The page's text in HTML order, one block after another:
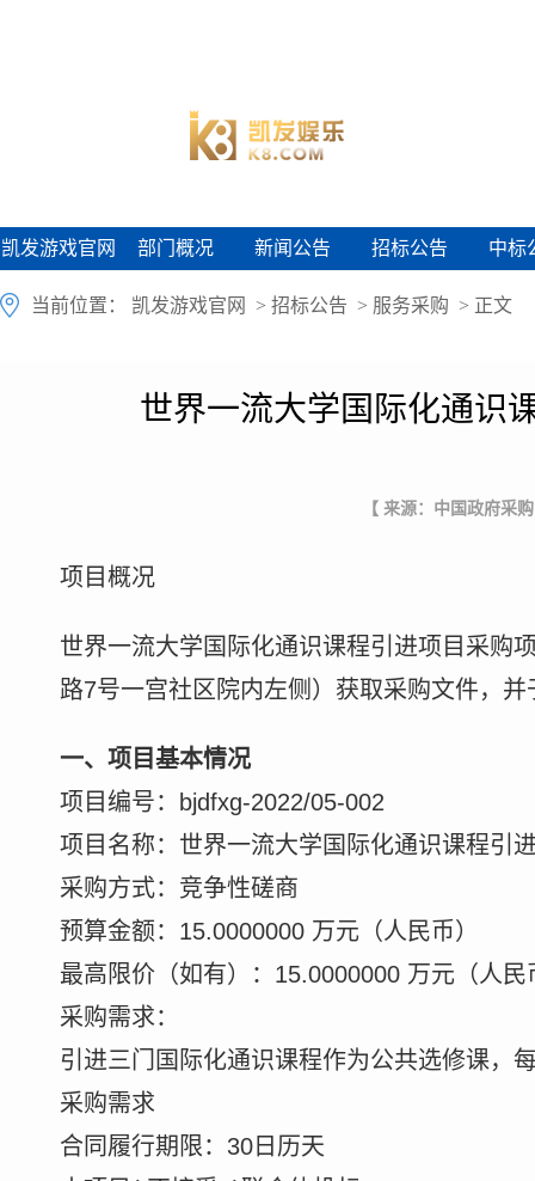
凯发游戏官网
凯发游戏官网 部门概况
部门概况 新闻公告
新闻公告 招标公告
招标公告 中标
中标
当前位置： 凯发游戏官网 > 招标公告 > 服务采购 > 正文
世界一流大学国际化通识
【 来源：中国政府采
项目概况
世界一流大学国际化通识课程引进项目采购
路7号一宫社区院内左侧）获取采购文件，
一、项目基本情况
项目编号：bjdfxg-2022/05-002
项目名称：世界一流大学国际化通识课程引
采购方式：竞争性磋商
预算金额：15.0000000 万元（人民币）
最高限价（如有）：15.0000000 万元（人民
采购需求：
引进三门国际化通识课程作为公共选修课，
采购需求
合同履行期限：30日历天